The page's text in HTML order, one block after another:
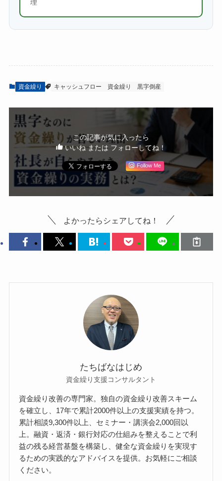
理
資金繰り キャッシュフロー 資金繰り 黒字倒産
この記事が気に入ったら
いいね または フォローしてね！
Follow Me
よかったらシェアしてね！
たちばなはじめ
資金繰り支援コンサルタント
資金繰り改善の専門家。独自の資金繰り改善スキーム
を確立し、17年で累計2000件以上の支援実績を持つ。
累計相談9,300件以上、セミナー・講演会2,000回以
上。融資・返済・銀行対応の仕組みを整えることで利
益の残る経営基盤を構築し、健全な資金繰りを実現す
るための実践的なアドバイスを提供。お気軽にご相談
ください。